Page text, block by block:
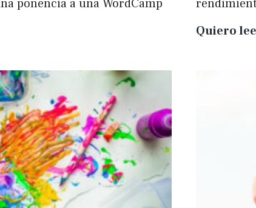
ponencia a una WordCamp
Quiero